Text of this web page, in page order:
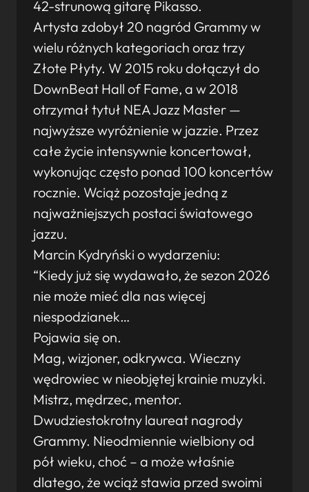
42-strunową gitarę Pikasso.
Artysta zdobył 20 nagród Grammy w
wielu różnych kategoriach oraz trzy
Złote Płyty. W 2015 roku dołączył do
DownBeat Hall of Fame, a w 2018
otrzymał tytuł NEA Jazz Master —
najwyższe wyróżnienie w jazzie. Przez
całe życie intensywnie koncertował,
wykonując często ponad 100 koncertów
rocznie. Wciąż pozostaje jedną z
najważniejszych postaci światowego
jazzu.
Marcin Kydryński o wydarzeniu:
“Kiedy już się wydawało, że sezon 2026
nie może mieć dla nas więcej
niespodzianek…
Pojawia się on.
Mag, wizjoner, odkrywca. Wieczny
wędrowiec w nieobjętej krainie muzyki.
Mistrz, mędrzec, mentor.
Dwudziestokrotny laureat nagrody
Grammy. Nieodmiennie wielbiony od
pół wieku, choć – a może właśnie
dlatego, że wciąż stawia przed swoimi